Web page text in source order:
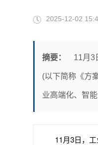
2025-12-02
摘要： 11月3
(以下简称《方
业高端化、智
11月3日，